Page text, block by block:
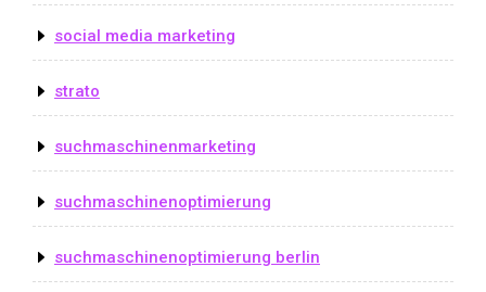
social media marketing
strato
suchmaschinenmarketing
suchmaschinenoptimierung
suchmaschinenoptimierung berlin